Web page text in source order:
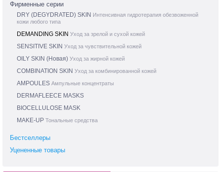
Фирменные серии
DRY (DEGYDRATED) SKIN Интенсивная гидротерапия обезвоженной
кожи любого типа
DEMANDING SKIN Уход за зрелой и сухой кожей
SENSITIVE SKIN Уход за чувствительной кожей
OILY SKIN (Новая) Уход за жирной кожей
COMBINATION SKIN Уход за комбинированной кожей
AMPOULES Ампульные концентраты
DERMAFLEECE MASKS
BIOCELLULOSE MASK
MAKE-UP Тональные средства
Бестселлеры
Уцененные товары